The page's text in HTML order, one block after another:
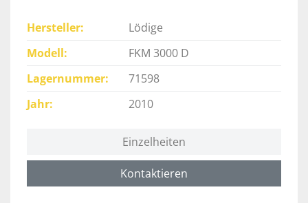
Hersteller
Lödige
Modell
FKM 3000 D
Lagernummer
71598
Jahr
2010
Einzelheiten
Kontaktieren